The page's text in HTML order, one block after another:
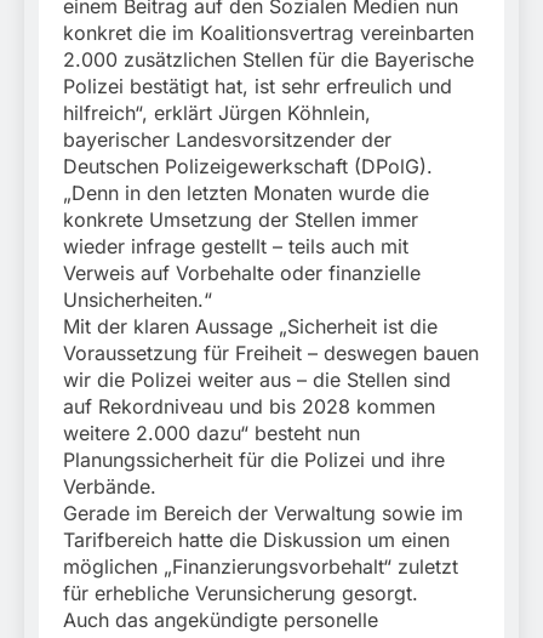
einem Beitrag auf den Sozialen Medien nun
konkret die im Koalitionsvertrag vereinbarten
2.000 zusätzlichen Stellen für die Bayerische
Polizei bestätigt hat, ist sehr erfreulich und
hilfreich“, erklärt Jürgen Köhnlein,
bayerischer Landesvorsitzender der
Deutschen Polizeigewerkschaft (DPolG).
„Denn in den letzten Monaten wurde die
konkrete Umsetzung der Stellen immer
wieder infrage gestellt – teils auch mit
Verweis auf Vorbehalte oder finanzielle
Unsicherheiten.“
Mit der klaren Aussage „Sicherheit ist die
Voraussetzung für Freiheit – deswegen bauen
wir die Polizei weiter aus – die Stellen sind
auf Rekordniveau und bis 2028 kommen
weitere 2.000 dazu“ besteht nun
Planungssicherheit für die Polizei und ihre
Verbände.
Gerade im Bereich der Verwaltung sowie im
Tarifbereich hatte die Diskussion um einen
möglichen „Finanzierungsvorbehalt“ zuletzt
für erhebliche Verunsicherung gesorgt.
Auch das angekündigte personelle